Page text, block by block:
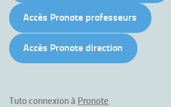
Accès Pronote professeurs
Accès Pronote direction
Tuto connexion à Pronote